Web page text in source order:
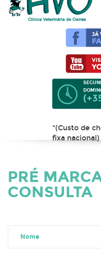
*(Custo de
fixa nacional)
PRÉ
CONSULTA